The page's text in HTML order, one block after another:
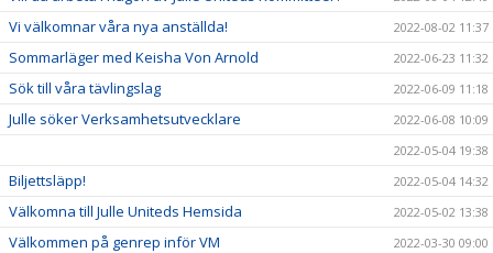
Vi välkomnar våra nya anställda! 2022-08-02 11:37
Sommarläger med Keisha Von Arnold 2022-06-23 11:32
Sök till våra tävlingslag 2022-06-09 11:18
Julle söker Verksamhetsutvecklare
2022-06-08 10:09
2022-05-04 19:38
Biljettsläpp! 2022-05-04 14:32
Välkomna till Julle Uniteds Hemsida 2022-05-02 13:38
Välkommen på genrep inför VM 2022-03-30 09:00